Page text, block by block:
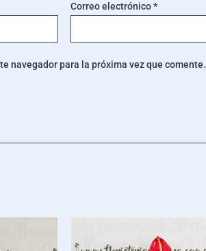
Correo electrónico*
navegador para la próxima vez que comente.